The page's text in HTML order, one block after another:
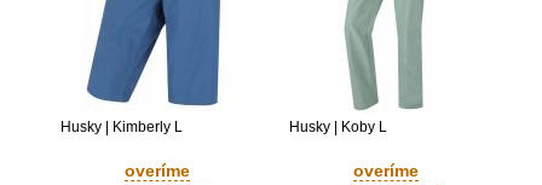
Husky | Kimberly L
overíme
Husky | Koby L
overíme